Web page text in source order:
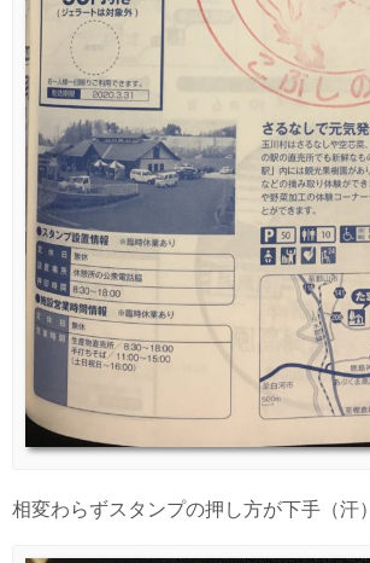
相変わらずスタンプの押し方が下手（汗）